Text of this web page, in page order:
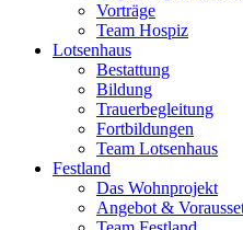
Vorträge
Team Hospiz
Lotsenhaus
Bestattung
Bildung
Trauerbegleitung
Fortbildungen
Team Lotsenhaus
Festland
Das Wohnprojekt
Angebot &